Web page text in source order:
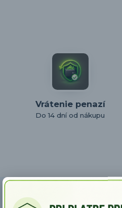
Vrátenie penazí
Do 14 dní od nákupu